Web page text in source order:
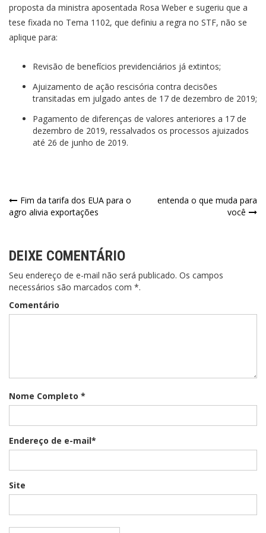
proposta da ministra aposentada Rosa Weber e sugeriu que a
tese fixada no Tema 1102, que definiu a regra no STF, não se
aplique para:
Revisão de benefícios previdenciários já extintos;
Ajuizamento de ação rescisória contra decisões
transitadas em julgado antes de 17 de dezembro de 2019;
Pagamento de diferenças de valores anteriores a 17 de
dezembro de 2019, ressalvados os processos ajuizados
até 26 de junho de 2019.
Navegação
de
Fim da tarifa dos EUA para o
agro alivia exportações
entenda o que muda para
você
DEIXE COMENTÁRIO
Seu endereço de e-mail não será publicado. Os campos
necessários são marcados com *.
Comentário
Nome Completo *
Endereço de e-mail*
Site